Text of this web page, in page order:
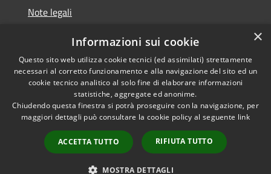
Note legali
Whisteblowing
RSS
Accessibilità
Copyright © 2026 • Comune di
Municipium•
Accesso
redazione
×
Informazioni sui cookie
Questo sito web utilizza cookie tecnici (ed assimilati) strettamente
necessari al corretto funzionamento e alla navigazione del sito ed un
cookie tecnico analitico al solo fine di elaborare informazioni
statistiche, aggregate ed anonime.
Chiudendo questa finestra si potrà proseguire con la navigazione, per
maggiori dettagli può consultare la cookie policy al seguente link
ACCETTA TUTTO RIFIUTA TUTTO
MOSTRA DETTAGLI